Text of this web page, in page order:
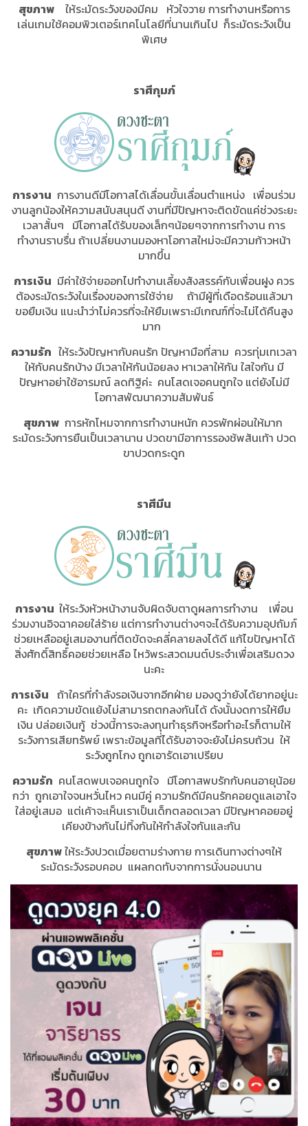
สุขภาพให้ระมัดระวังของมีคม หัวใจวาย การทำงานหรือการ
เล่นเกมใช้คอมพิวเตอร์เทคโนโลยีที่นานเกินไป ก็ระมัดระวังเป็น
พิเศษ
ราศีกุมภ์
การงาน การงานดีมีโอกาสได้เลื่อนขั้นเลื่อนตำแหน่ง เพื่อนร่วม
งานลูกน้องให้ความสนับสนุนดี งานที่มีปัญหาจะติดขัดแค่ช่วงระยะ
เวลาสั้นๆ มีโอกาสได้รับของเล็กๆน้อยๆจากการทำงาน การ
ทำงานราบรื่น ถ้าเปลี่ยนงานมองหาโอกาสใหม่จะมีความก้าวหน้า
มากขึ้น
การเงิน มีค่าใช้จ่ายออกไปทำงานเลี้ยงสังสรรค์กับเพื่อนฝูง ควร
ต้องระมัดระวังในเรื่องของการใช้จ่าย ถ้ามีผู้ที่เดือดร้อนแล้วมา
ขอยืมเงิน แนะนำว่าไม่ควรที่จะให้ยืมเพราะมีเกณฑ์ที่จะไม่ได้คืนสูง
มาก
ความรัก ให้ระวังปัญหากับคนรัก ปัญหามือที่สาม ควรทุ่มเทเวลา
ให้กับคนรักบ้าง มีเวลาให้กันน้อยลง หาเวลาให้กัน ใสใจกัน มี
ปัญหาอย่าใช้อารมณ์ ลดทิฐิค่ะ คนโสดเจอคนถูกใจ แต่ยังไม่มี
โอกาสพัฒนาความสัมพันธ์
สุขภาพการหักโหมจากการทำงานหนัก ควรพักผ่อนให้มาก
ระมัดระวังการยืนเป็นเวลานาน ปวดขามีอาการรองช้พส้นเท้า ปวด
ขาปวดกระดูก
ราศีมีน
การงาน ให้ระวังหัวหน้างานจับผิดจับตาดูผลการทำงาน เพื่อน
ร่วมงานอิจฉาคอยใส่ร้าย แต่การทำงานต่างๆจะได้รับความอุปถัมภ์
ช่วยเหลืออยู่เสมองานที่ติดขัดจะคลี่คลายลงได้ดี แก้ไขปัญหาได้
สิ่งศักดิ์สิทธิ์คอยช่วยเหลือ ไหว้พระสวดมนต์ประจำเพื่อเสริมดวง
นะคะ
การเงิน ถ้าใครที่กำลังรอเงินจากอีกฝ่าย มองดูว่ายังได้ยากอยู่นะ
คะ เกิดความขัดแย้งไม่สามารถตกลงกันได้ ดังนั้นงดการให้ยืม
เงิน ปล่อยเงินกู้ ช่วงนี้การจะลงทุนทำธุรกิจหรือทำอะไรก็ตามให้
ระวังการเสียทรัพย์ เพราะข้อมูลที่ได้รับอาจจะยังไม่ครบถ้วน ให้
ระวังถูกโกง ถูกเอารัดเอาเปรียบ
ความรัก คนโสดพบเจอคนถูกใจ มีโอกาสพบรักกับคนอายุน้อย
กว่า ถูกเอาใจจนหวั่นไหว คนมีคู่ ความรักดีมีคนรักคอยดูแลเอาใจ
ใส่อยู่เสมอ แต่เค้าจะเห็นเราเป็นเด็กตลอดเวลา มีปัญหาคอยอยู่
เคียงข้างกันไม่ทิ้งกันให้กำลังใจกันและกัน
สุขภาพให้ระวังปวดเมื่อยตามร่างกาย การเดินทางต่างๆให้
ระมัดระวังรอบคอบ แผลกดทับจากการนั่งนอนนาน